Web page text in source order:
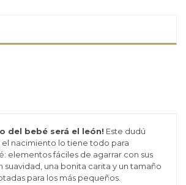
del bebé será el león! Este dudú
nacimiento lo tiene todo para
elementos fáciles de agarrar con sus
suavidad, una bonita carita y un tamaño
para los más pequeños.